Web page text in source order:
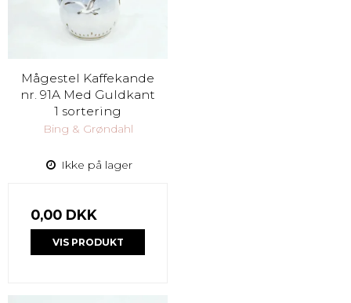
Mågestel Kaffekande
nr. 91A Med Guldkant
1 sortering
Bing & Grøndahl
Ikke på lager
0,00 DKK
VIS PRODUKT